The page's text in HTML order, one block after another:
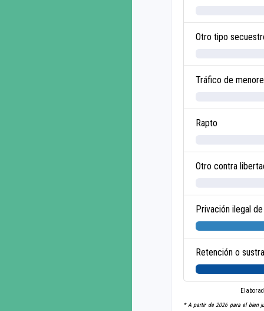
Otro tipo
Tráfico de
Rapto
Otro contra
Privación ilegal
Retención o
* A partir de 2026 para el bien